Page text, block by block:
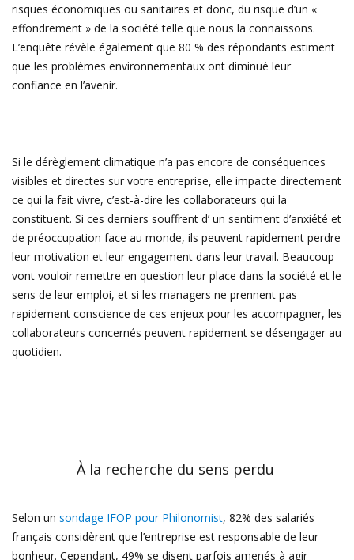
risques économiques ou sanitaires et donc, du risque d’un «
effondrement » de la société telle que nous la connaissons.
L’enquête révèle également que 80 % des répondants estiment
que les problèmes environnementaux ont diminué leur
confiance en l’avenir.
Si le dérèglement climatique n’a pas encore de conséquences
visibles et directes sur votre entreprise, elle impacte directement
ce qui la fait vivre, c’est-à-dire les collaborateurs qui la
constituent. Si ces derniers souffrent d’ un sentiment d’anxiété et
de préoccupation face au monde, ils peuvent rapidement perdre
leur motivation et leur engagement dans leur travail. Beaucoup
vont vouloir remettre en question leur place dans la société et le
sens de leur emploi, et si les managers ne prennent pas
rapidement conscience de ces enjeux pour les accompagner, les
collaborateurs concernés peuvent rapidement se désengager au
quotidien.
À la recherche du sens perdu
Selon un sondage IFOP pour Philonomist, 82% des salariés
français considèrent que l’entreprise est responsable de leur
bonheur. Cependant, 49% se disent parfois amenés à agir